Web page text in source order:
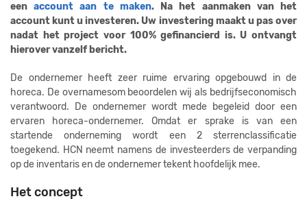
eenaccount aan te maken. Na het aanmaken van het
account kunt u investeren. Uw investering maakt u pas over
nadat het project voor 100% gefinancierd is. U ontvangt
hierover vanzelf bericht.
De ondernemer heeft zeer ruime ervaring opgebouwd in de
horeca. De overnamesom beoordelen wij als bedrijfseconomisch
verantwoord. De ondernemer wordt mede begeleid door een
ervaren horeca-ondernemer. Omdat er sprake is van een
startende onderneming wordt een 2 sterrenclassificatie
toegekend. HCN neemt namens de investeerders de verpanding
op de inventaris en de ondernemer tekent hoofdelijk mee.
Het concept